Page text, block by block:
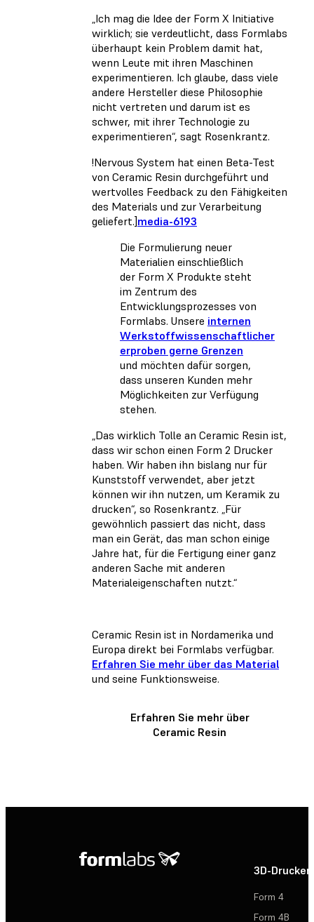
„Ich mag die Idee der Form X Initiative
wirklich; sie verdeutlicht, dass Formlabs
überhaupt kein Problem damit hat,
wenn Leute mit ihren Maschinen
experimentieren. Ich glaube, dass viele
andere Hersteller diese Philosophie
nicht vertreten und darum ist es
schwer, mit ihrer Technologie zu
experimentieren“, sagt Rosenkrantz.
!Nervous System hat einen Beta-Test
von Ceramic Resin durchgeführt und
wertvolles Feedback zu den Fähigkeiten
des Materials und zur Verarbeitung
geliefert.]media-6193
Die Formulierung neuer
Materialien einschließlich
der Form X Produkte steht
im Zentrum des
Entwicklungsprozesses von
Formlabs. Unsere internen
Werkstoffwissenschaftlicher
erproben gerne Grenzen
und möchten dafür sorgen,
dass unseren Kunden mehr
Möglichkeiten zur Verfügung
stehen.
„Das wirklich Tolle an Ceramic Resin ist,
dass wir schon einen Form 2 Drucker
haben. Wir haben ihn bislang nur für
Kunststoff verwendet, aber jetzt
können wir ihn nutzen, um Keramik zu
drucken“, so Rosenkrantz. „Für
gewöhnlich passiert das nicht, dass
man ein Gerät, das man schon einige
Jahre hat, für die Fertigung einer ganz
anderen Sache mit anderen
Materialeigenschaften nutzt.“
Ceramic Resin ist in Nordamerika und
Europa direkt bei Formlabs verfügbar.
Erfahren Sie mehr über das Material
und seine Funktionsweise.
Erfahren Sie mehr über
Ceramic Resin
3D-Drucker
Form 4
Form 4B